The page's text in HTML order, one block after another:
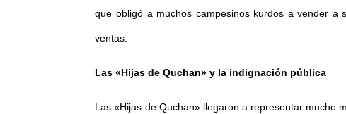
que obligó a muchos campesinos kurdos a vender
ventas.
Las «Hijas de Quchan» y la indignación pública
Las «Hijas de Quchan» llegaron a representar mucho